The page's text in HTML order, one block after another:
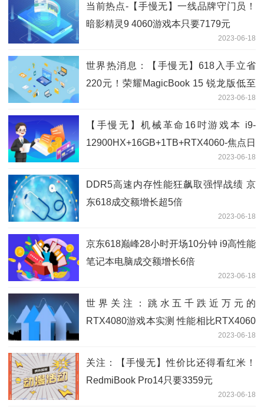
当前热点-【手慢无】一线品牌守门员！
暗影精灵9 4060游戏本只要7179元
2023-06-18
世界热消息：【手慢无】618入手立省
220元！荣耀MagicBook 15 锐龙版低至
2023-06-18
【手慢无】机械革命16吋游戏本 i9-
12900HX+16GB+1TB+RTX4060-焦点日
2023-06-18
DDR5高速内存性能狂飙取强悍战绩 京
东618成交额增长超5倍
2023-06-18
京东618巅峰28小时开场10分钟 i9高性能
笔记本电脑成交额增长6倍
2023-06-18
世界关注：跳水五千跌近万元的
RTX4080游戏本实测 性能相比RTX4060
2023-06-18
关注：【手慢无】性价比还得看红米！
RedmiBook Pro14只要3359元
2023-06-18